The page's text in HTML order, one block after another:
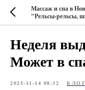
Массаж и спа в
"Рельсы-рельсы,
Неделя
Может в
2025-11-14 08:32